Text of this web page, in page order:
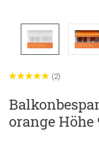
(2)
orange Höhe